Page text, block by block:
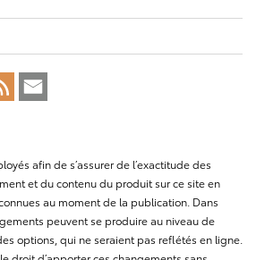
afin de s’assurer de l’exactitude des
et du contenu du produit sur ce site en
au moment de la publication. Dans
peuvent se produire au niveau de
options, qui ne seraient pas reflétés en ligne.